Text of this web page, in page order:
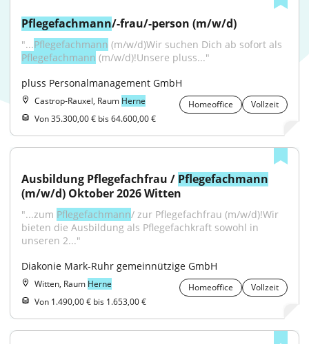
Pflegefachmann/-frau/-person (m/w/d)
"...Pflegefachmann
Pflegefachmann (m/w/d)!Unsere pluss..."
pluss Personalmanagement GmbH
Castrop-Rauxel, Raum Herne Homeoffice
Vollzeit
Von 35.300,00 € bis 64.600,00 €
Ausbildung Pflegefachfrau / Pflegefachmann
(m/w/d) Oktober 2026 Witten
"...zum Pflegefachmann/ zur Pflegefachfrau (m/w/d)!Wir
bieten die Ausbildung als Pflegefachkraft sowohl in
unseren 2..."
Diakonie Mark-Ruhr gemeinnützige GmbH
Witten, Raum Herne Homeoffice
Vollzeit
Von 1.490,00 € bis 1.653,00 €